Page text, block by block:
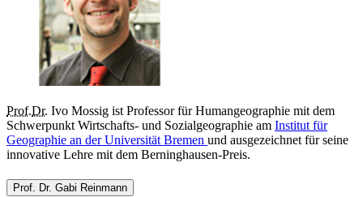
Prof.Dr. Ivo Mossig ist Professor für Humangeographie mit dem
Schwerpunkt Wirtschafts- und Sozialgeographie am Institut für
Geographie an der Universität Bremen und ausgezeichnet für seine
innovative Lehre mit dem Berninghausen-Preis.
Prof. Dr. Gabi Reinmann